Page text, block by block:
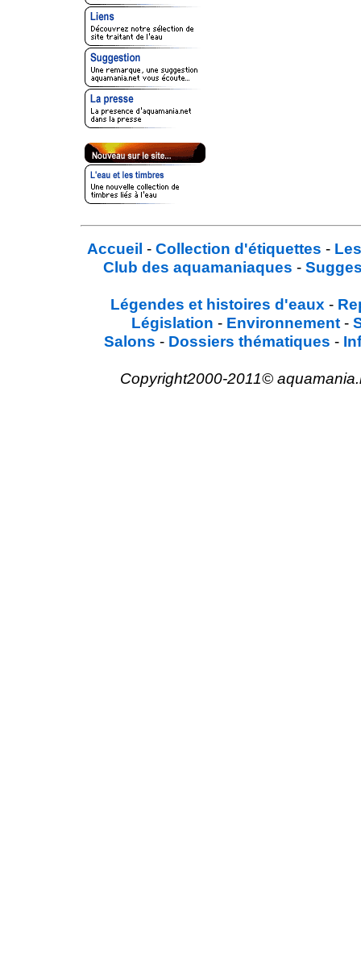
Accueil - Collection d'étiquettes -
Club des aquamaniaques -
Légendes et histoires d'eaux -
Législation - Environnement -
Salons - Dossiers thématiques -
Copyright2000-2011©